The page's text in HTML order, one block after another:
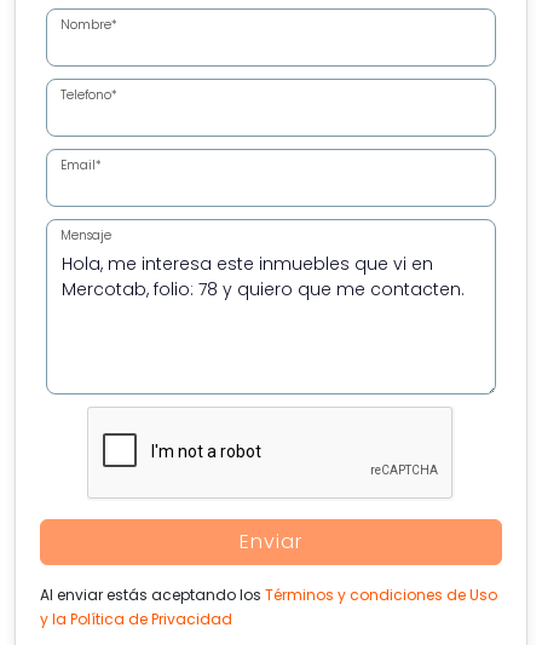
Nombre*
Telefono*
Email*
Mensaje
Enviar
Al enviar estás aceptando los Términos y condiciones de Uso
y la Política de Privacidad